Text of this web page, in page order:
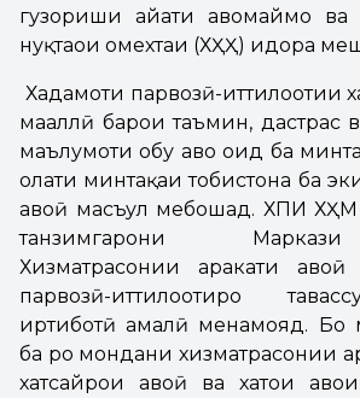
гузориши ҳайати ҳавомаймо ва
нуқтаҳои омехтаи (ХҲҲ) идора
Хадамоти парвозӣ-иттилоотии
маҳаллӣ барои таъмин, дастрас
маълумоти обу ҳаво оид ба
ҳолати минтақаи тобистона ба
ҳавоӣ масъул мебошад. ХПИ ХҲМ
танзимгарони
Хизматрасонии ҳаракати
парвозӣ-иттилоотиро
иртиботӣ амалӣ менамояд. Бо
ба роҳ мондани хизматрасонии
хатсайрҳои ҳавоӣ ва хатҳои